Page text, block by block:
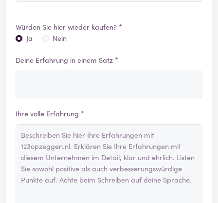
Würden Sie hier wieder kaufen? *
Ja
Nein
Deine Erfahrung in einem Satz *
Ihre volle Erfahrung *